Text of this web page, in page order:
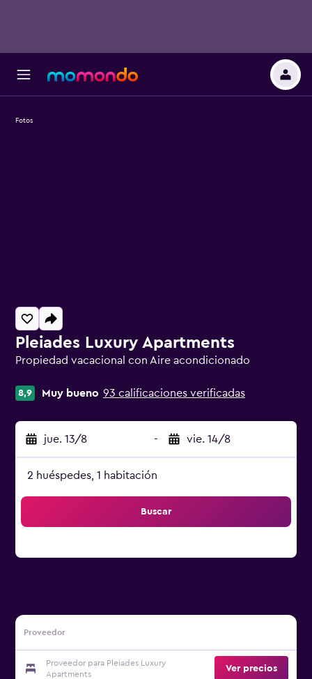
Pleiades Luxury Apartments
Propiedad vacacional con Aire acondicionado
8,9 Muy bueno 93 calificaciones verificadas
jue. 13/8 - vie. 14/8
2 huéspedes, 1 habitación
Buscar
Proveedor
Proveedor para Pleiades Luxury
Apartments
Ver precios
Fotos